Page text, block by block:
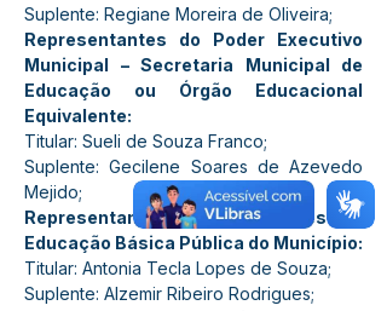
Suplente: Regiane Moreira de Oliveira;
Representantes do Poder Executivo
Municipal – Secretaria Municipal de
Educação ou Órgão Educacional
Equivalente:
Titular: Sueli de Souza Franco;
Suplente: Gecilene Soares de Azevedo
Mejido;
Representantes de Professores da
Educação Básica Pública do Município:
Titular: Antonia Tecla Lopes de Souza;
Suplente: Alzemir Ribeiro Rodrigues;